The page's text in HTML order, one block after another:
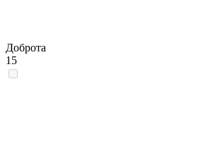
Доброта
15